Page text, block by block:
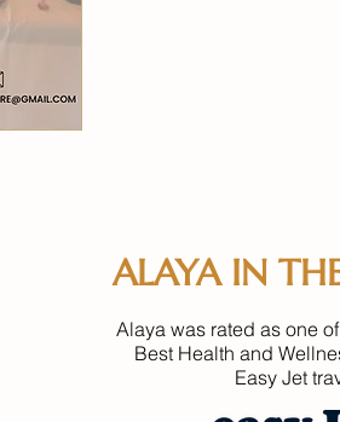
ALAYA IN
Alaya was rated as one
Best Health and
Easy Jet